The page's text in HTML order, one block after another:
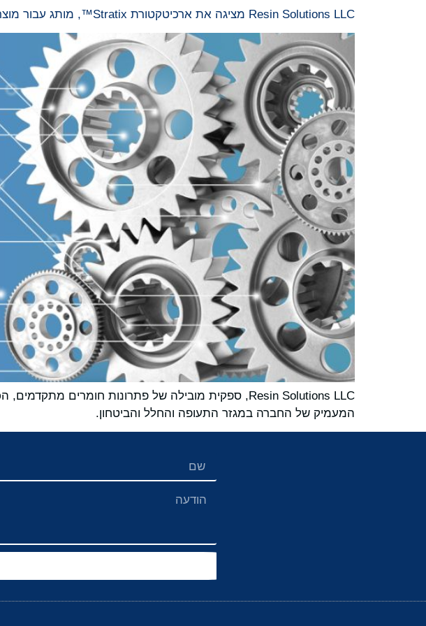
Resin Solutions LLC מציגה את ארכיטקטורת Stratix™, מותג עבור מוצרים המשרתים יישומי תעופה וחלל וביטחון
המעמיק של החברה במגזר התעופה והחלל והביטחון.